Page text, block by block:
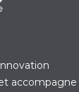
accompagne